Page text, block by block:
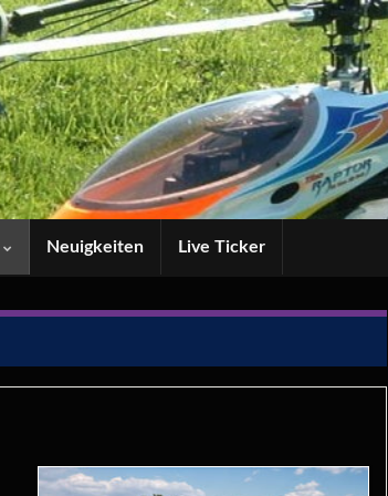
Neuigkeiten Live Ticker